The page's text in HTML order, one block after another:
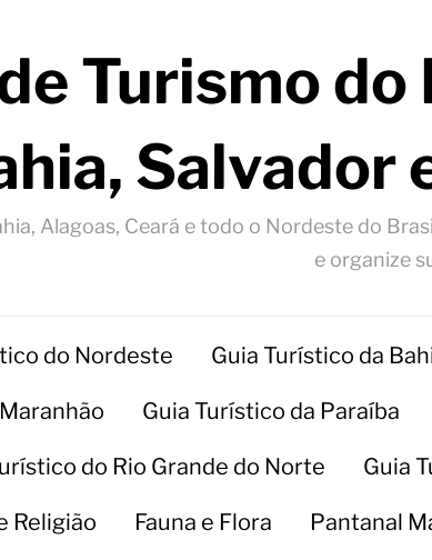
Turismo
Salvador
Alagoas, Ceará e todo o Nordeste do
e organize
do Nordeste Guia Turístico da
Guia Turístico da Paraíba
do Rio Grande do Norte Guia
Religião Fauna e Flora Pantanal